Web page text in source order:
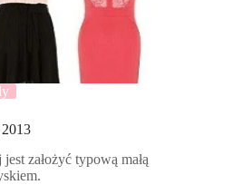
założyć typową małą